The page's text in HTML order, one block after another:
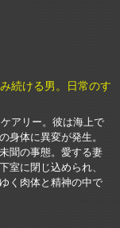
続ける男。日常のす
アリー。彼は海上で
身体に異変が発生。
聞の事態。愛する妻
室に閉じ込められ、
く肉体と精神の中で